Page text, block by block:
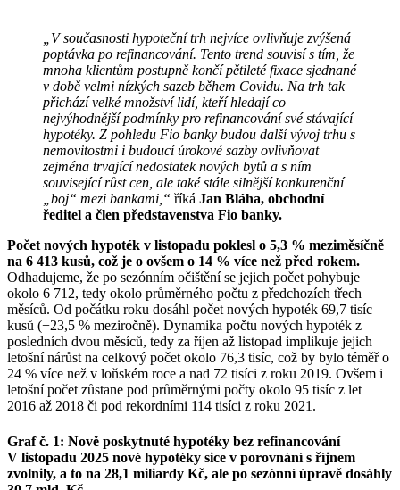
„V současnosti hypoteční trh nejvíce ovlivňuje zvýšená
poptávka po refinancování. Tento trend souvisí s tím, že
mnoha klientům postupně končí pětileté fixace sjednané
v době velmi nízkých sazeb během Covidu. Na trh tak
přichází velké množství lidí, kteří hledají co
nejvýhodnější podmínky pro refinancování své stávající
hypotéky. Z pohledu Fio banky budou další vývoj trhu s
nemovitostmi i budoucí úrokové sazby ovlivňovat
zejména trvající nedostatek nových bytů a s ním
související růst cen, ale také stále silnější konkurenční
„boj“ mezi bankami,“ říká Jan Bláha, obchodní
ředitel a člen představenstva Fio banky.
Počet nových hypoték v listopadu poklesl o 5,3 % meziměsíčně
na 6 413 kusů, což je o ovšem o 14 % více než před rokem.
Odhadujeme, že po sezónním očištění se jejich počet pohybuje
okolo 6 712, tedy okolo průměrného počtu z předchozích třech
měsíců. Od počátku roku dosáhl počet nových hypoték 69,7 tisíc
kusů (+23,5 % meziročně). Dynamika počtu nových hypoték z
posledních dvou měsíců, tedy za říjen až listopad implikuje jejich
letošní nárůst na celkový počet okolo 76,3 tisíc, což by bylo téměř o
24 % více než v loňském roce a nad 72 tisíci z roku 2019. Ovšem i
letošní počet zůstane pod průměrnými počty okolo 95 tisíc z let
2016 až 2018 či pod rekordními 114 tisíci z roku 2021.
Graf č. 1: Nově poskytnuté hypotéky bez refinancování
V listopadu 2025 nové hypotéky sice v porovnání s říjnem
zvolnily, a to na 28,1 miliardy Kč, ale po sezónní úpravě dosáhly